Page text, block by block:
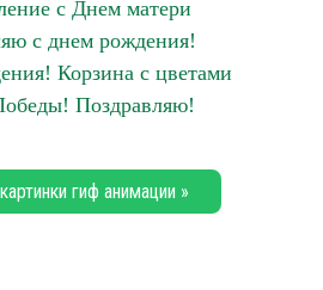
с Днем матери
с днем рождения!
Корзина с цветами
Поздравляю!
гиф анимации »